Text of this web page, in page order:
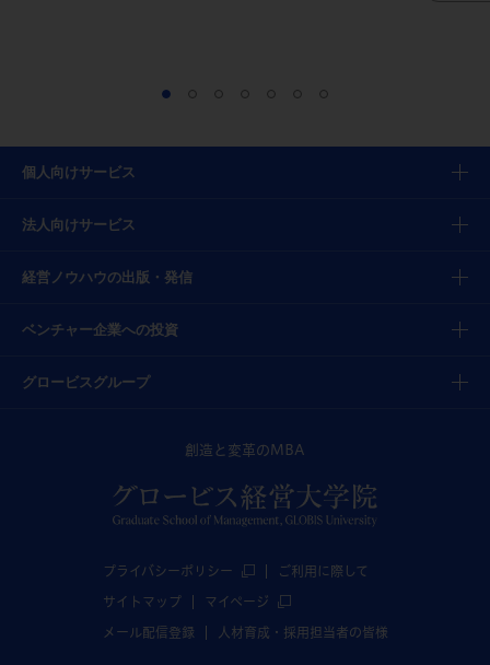
個人向けサービス
法人向けサービス
経営ノウハウの出版・発信
ベンチャー企業への投資
グロービスグループ
創造と変革のMBA
プライバシーポリシー ご利用に際して
サイトマップ マイページ
メール配信登録 人材育成・採用担当者の皆様